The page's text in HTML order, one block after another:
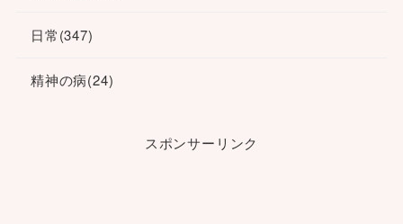
日常(347)
精神の病(24)
スポンサーリンク